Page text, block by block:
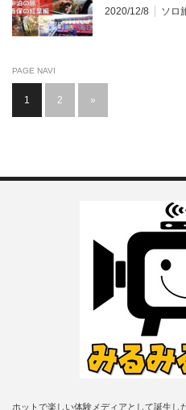
2020/12/8 ソロ
PAGE NAVI
1 2 »
ホットで楽しい体験メディアとして誕生し